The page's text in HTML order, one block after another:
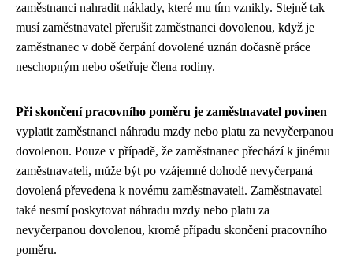
zaměstnanci nahradit náklady, které mu tím vznikly. Stejně tak
musí zaměstnavatel přerušit zaměstnanci dovolenou, když je
zaměstnanec v době čerpání dovolené uznán dočasně práce
neschopným nebo ošetřuje člena rodiny.
Při skončení pracovního poměru je zaměstnavatel povinen
vyplatit zaměstnanci náhradu mzdy nebo platu za nevyčerpanou
dovolenou. Pouze v případě, že zaměstnanec přechází k jinému
zaměstnavateli, může být po vzájemné dohodě nevyčerpaná
dovolená převedena k novému zaměstnavateli. Zaměstnavatel
také nesmí poskytovat náhradu mzdy nebo platu za
nevyčerpanou dovolenou, kromě případu skončení pracovního
poměru.